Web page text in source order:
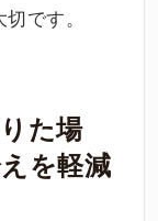
です。
た場
を軽減